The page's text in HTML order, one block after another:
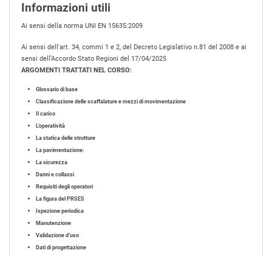
Informazioni utili
Ai sensi della norma UNI EN 15635:2009
Ai sensi dell'art. 34, commi 1 e 2, del Decreto Legislativo n.81 del 2008 e ai
sensi dell’Accordo Stato Regioni del 17/04/2025
ARGOMENTI TRATTATI NEL CORSO:
Glossario di base
Classificazione delle scaffalature e mezzi di movimentazione
Il carico
L’operatività
La statica delle strutture
La pavimentazione:
La sicurezza
Danni e collassi
Requisiti degli operatori
La figura del PRSES
Ispezione periodica
Manutenzione
Validazione d’uso
Dati di progettazione